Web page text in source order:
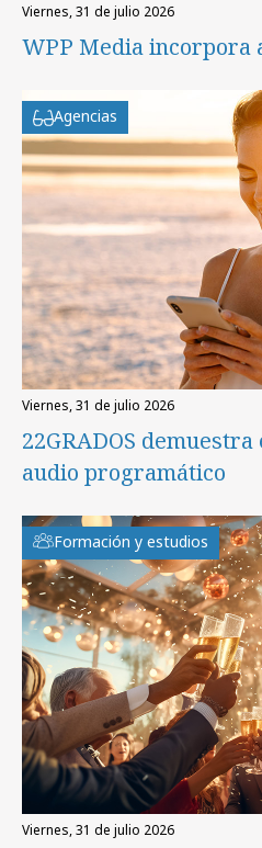
viernes, 31 de julio 2026
WPP Media incorpora
Agencias
viernes, 31 de julio 2026
22GRADOS
audio programático
Formación y estudios
viernes, 31 de julio 2026